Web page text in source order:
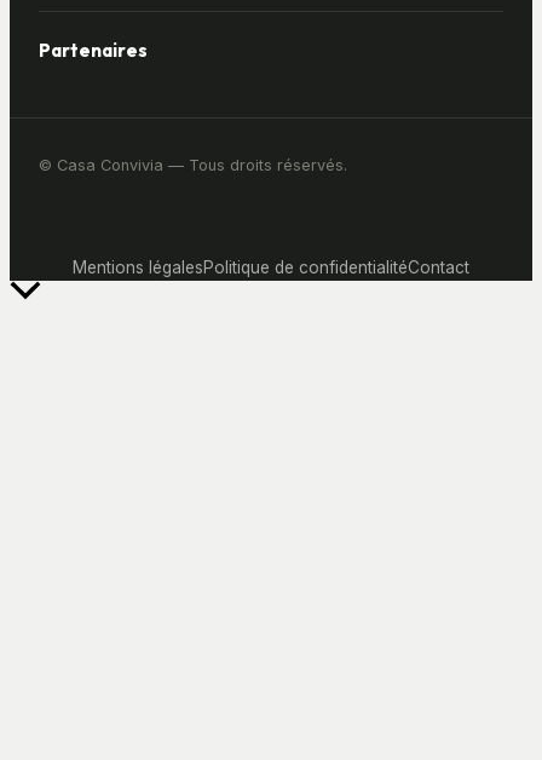
Partenaires
© Casa Convivia — Tous droits réservés.
Mentions légalesPolitique de confidentialitéContact